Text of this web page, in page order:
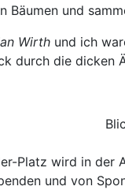
und
Wirth und ich
durch die dicken
Platz wird in der
und von